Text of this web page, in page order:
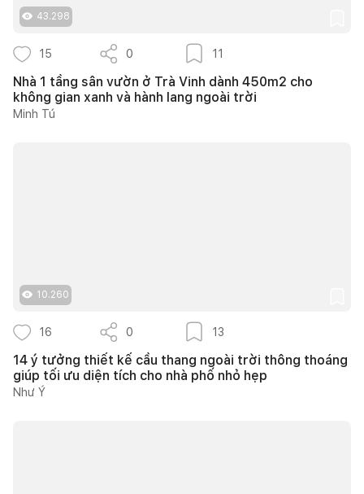
43.298
15 0 11
Nhà 1 tầng sân vườn ở Trà Vinh dành 450m2 cho
không gian xanh và hành lang ngoài trời
Minh Tú
10.260
16 0 13
14 ý tưởng thiết kế cầu thang ngoài trời thông thoáng
giúp tối ưu diện tích cho nhà phố nhỏ hẹp
Như Ý